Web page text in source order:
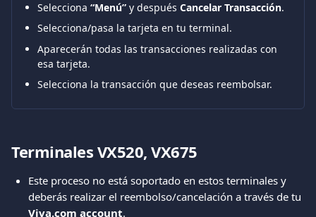
Selecciona “Menú” y después Cancelar Transacción.
Selecciona/pasa la tarjeta en tu terminal.
Aparecerán todas las transacciones realizadas con
esa tarjeta.
Selecciona la transacción que deseas reembolsar.
Terminales VX520, VX675
Este proceso no está soportado en estos terminales y
deberás realizar el reembolso/cancelación a través de tu
Viva.com account.